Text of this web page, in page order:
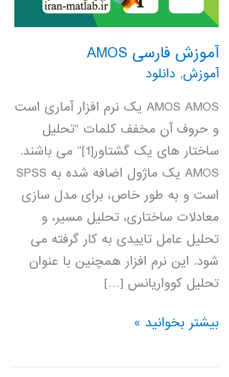
آموزش فارسی AMOS
آموزش, دانلود
AMOS AMOS یک نرم افزار آماری است
و حروف آن مخفف کلمات “تحلیل
ساختار های یک گشتاور[1]” می باشند.
AMOS یک ماژول اضافه شده به SPSS
است و به طور خاص، برای مدل سازی
معادلات ساختاری، تحلیل مسیر، و
تحلیل عامل تاییدی به کار گرفته می
شود. این نرم افزار همچنین با عنوان
تحلیل کوواریانس […]
آموزش
AMOS
بیشتر بخوانید »